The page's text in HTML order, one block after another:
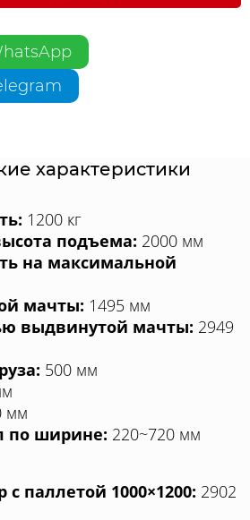
характеристики
1200 кг
подъема: 2000 мм
на максимальной
мачты: 1495 мм
выдвинутой мачты: 2949
500 мм
мм
по ширине: 220~720 мм
паллетой 1000×1200: 2902